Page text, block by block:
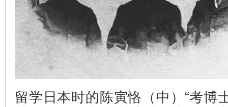
留学日本时的陈寅恪（中）“考博